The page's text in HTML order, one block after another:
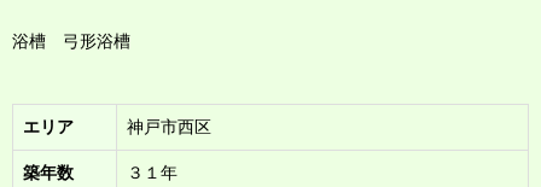
浴槽 弓形浴槽
エリア 神戸市西区
築年数 ３１年